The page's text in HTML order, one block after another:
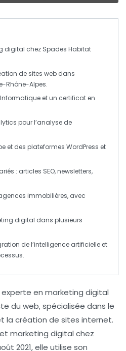
digital chez Spades Habitat
de sites web dans
Rhône-Alpes.
Informatique et un certificat en
pour l’analyse de
et des plateformes WordPress et
: articles SEO, newsletters,
immobilières, avec
digital dans plusieurs
de l’intelligence artificielle et
experte en marketing digital
du web, spécialisée dans le
la création de sites internet.
marketing digital chez
2021, elle utilise son